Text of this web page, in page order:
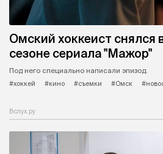
Омский хоккеист снялся
сезоне сериала "Мажор"
Под него специально написали эпизод.
#хоккей
#кино #съемки #Омск
Вслух.ру